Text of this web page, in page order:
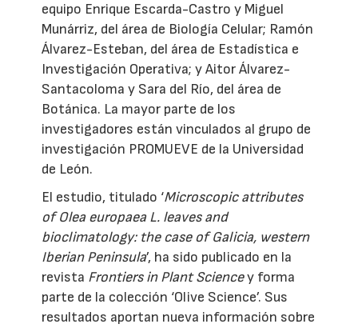
equipo Enrique Escarda-Castro y Miguel
Munárriz, del área de Biología Celular; Ramón
Álvarez-Esteban, del área de Estadística e
Investigación Operativa; y Aitor Álvarez-
Santacoloma y Sara del Río, del área de
Botánica. La mayor parte de los
investigadores están vinculados al grupo de
investigación PROMUEVE de la Universidad
de León.
El estudio, titulado ‘Microscopic attributes
of Olea europaea L. leaves and
bioclimatology: the case of Galicia, western
Iberian Peninsula’, ha sido publicado en la
revista Frontiers in Plant Sciencey forma
parte de la colección ‘Olive Science’. Sus
resultados aportan nueva información sobre